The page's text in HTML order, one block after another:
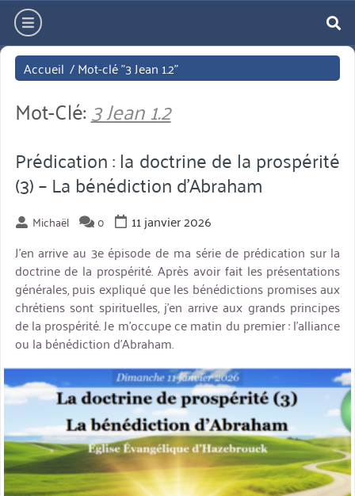
Aller
directement
au
contenu
hamburger
Accueil /Mot-clé "3 Jean 1.2"
Mot-Clé:3 Jean 1.2
Prédication : la doctrine de la prospérité
(3) – La bénédiction d’Abraham
Michaël 0
11 janvier 2026
J’en arrive au 3e épisode de ma série de prédication sur la
doctrine de la prospérité. Après avoir fait les présentations
générales, puis expliqué que les bénédictions promises aux
chrétiens sont spirituelles, j’en arrive aux grands principes
de la prospérité. Je m’occupe ce matin du premier : l’alliance
ou la bénédiction d’Abraham.
miniature